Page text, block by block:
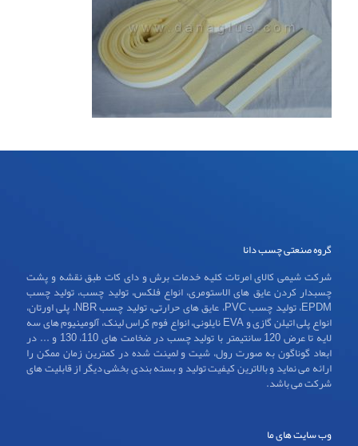
گروه صنعتی چسب دانا
شرکت شیمی کالای امرتات کلیه خدمات برش و دای کات طبق نقشه و پشت
چسبدار کردن عایق های الاستومری، انواع فلکس، تولید چسب، تولید چسب
EPDM، تولید چسب PVC، عایق های حرارتی، تولید چسب NBR، پلی اورتان،
انواع پلی اتیلن گازی و EVA نایلونی، انواع فوم کراس لینک، آلومینیوم های سه
لایه تا عرض 120 سانتیمتر با تولید چسب در ضخامت های 110، 130 و ... در
ابعاد گوناگون به صورت رول، شیت و لمینت شده در کمترین زمان ممکن را
ارائه می نماید و بالاترین کیفیت تولید و بسته بندی بخشی دیگر از قابلیت های
شرکت می باشد.
وب سایت های ما